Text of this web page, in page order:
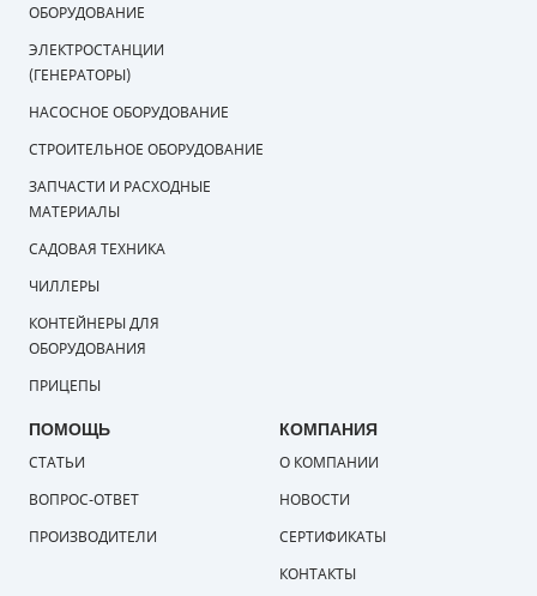
ОБОРУДОВАНИЕ
ЭЛЕКТРОСТАНЦИИ
(ГЕНЕРАТОРЫ)
НАСОСНОЕ ОБОРУДОВАНИЕ
СТРОИТЕЛЬНОЕ ОБОРУДОВАНИЕ
ЗАПЧАСТИ И РАСХОДНЫЕ
МАТЕРИАЛЫ
САДОВАЯ ТЕХНИКА
ЧИЛЛЕРЫ
КОНТЕЙНЕРЫ ДЛЯ
ОБОРУДОВАНИЯ
ПРИЦЕПЫ
ПОМОЩЬ
СТАТЬИ
ВОПРОС-ОТВЕТ
ПРОИЗВОДИТЕЛИ
КОМПАНИЯ
О КОМПАНИИ
НОВОСТИ
СЕРТИФИКАТЫ
КОНТАКТЫ